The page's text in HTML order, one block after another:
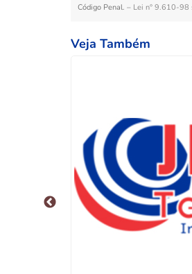
Código Penal. – Lei n° 9.610-98
Veja Também